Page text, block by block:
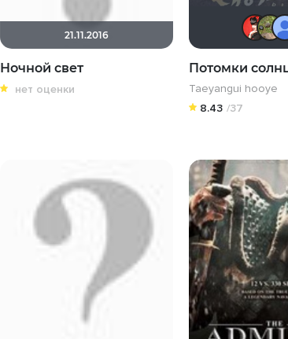
21.11.2016
Ночной свет
нет оценки
Потомки
Taeyangui hooye
8.43 /37